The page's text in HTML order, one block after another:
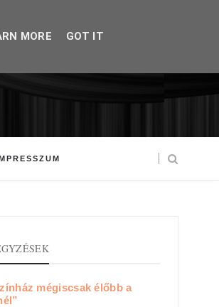
mégiscsak élőbb a
MORE GOT IT